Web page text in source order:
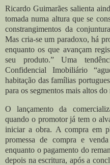
Ricardo Guimarães salienta
tomada numa altura que se
constrangimentos da
Mas cria-se um paradoxo, há
enquanto os que avançam
seu produto.” Uma
Confidencial Imobiliário
habitação das famílias
para os segmentos mais altos do
O lançamento da
quando o promotor já tem o
iniciar a obra. A compra em
promessa de compra e
enquanto o pagamento do
depois na escritura, após a